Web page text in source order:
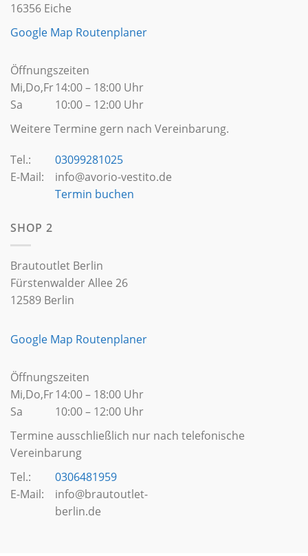
16356 Eiche
Google Map Routenplaner
Öffnungszeiten
Mi,Do,Fr
Sa
14:00 – 18:00 Uhr
10:00 – 12:00 Uhr
Weitere Termine gern nach Vereinbarung.
Tel.:
E-Mail:
03099281025
info@avorio-vestito.de
Termin buchen
SHOP 2
Brautoutlet Berlin
Fürstenwalder Allee 26
12589 Berlin
Google Map Routenplaner
Öffnungszeiten
Mi,Do,Fr
Sa
14:00 – 18:00 Uhr
10:00 – 12:00 Uhr
Termine ausschließlich nur nach telefonische
Vereinbarung
Tel.:
E-Mail:
0306481959
info@brautoutlet-
berlin.de